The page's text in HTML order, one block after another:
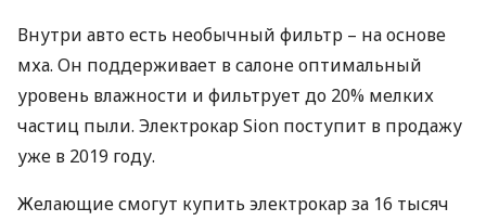
Внутри авто есть необычный фильтр – на основе
мха. Он поддерживает в салоне оптимальный
уровень влажности и фильтрует до 20% мелких
частиц пыли. Электрокар Sion поступит в продажу
уже в 2019 году.
Желающие смогут купить электрокар за 16 тысяч